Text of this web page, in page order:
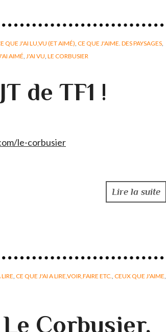
QUE J'AI LU,VU (ET AIMÉ) CE QUE J'AIME. DES PAYSAGES
J'AI AIMÉ J'AI VU LE CORBUSIER
de TF1 !
le-corbusier
Lire la suite
LIRE, CE QUE J'AI A LIRE,VOIR,FAIRE ETC., CEUX QUE J'AIME,
Corbusier,